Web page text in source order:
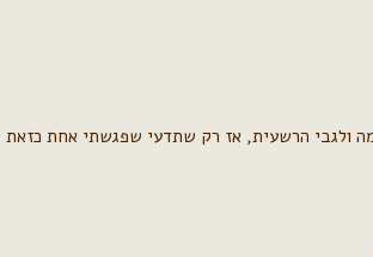
ולגבי הרשעית, אז רק שתדעי שפגשתי אחת כזאת